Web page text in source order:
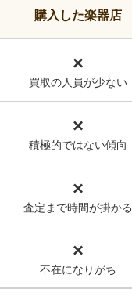
購入した楽器店
×
買取の人員が少ない
×
積極的ではない傾向
×
査定まで時間が掛かる
×
不在になりがち